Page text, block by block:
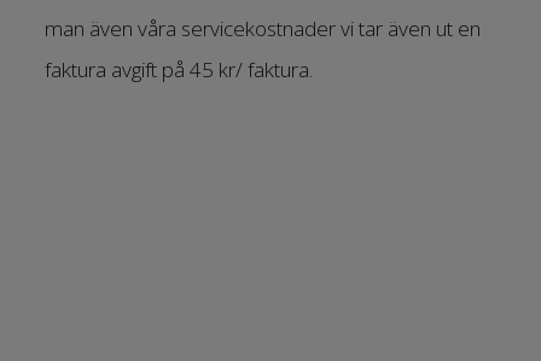
man även våra servicekostnader vi tar även ut en
faktura avgift på 45 kr/ faktura.